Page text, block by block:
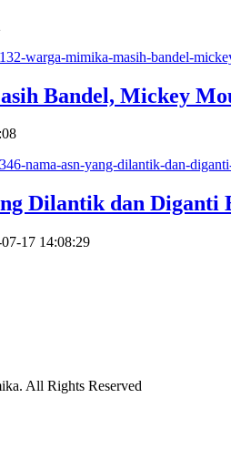
Bandel, Mickey
Dilantik dan Diganti
17 14:08:29
All Rights Reserved